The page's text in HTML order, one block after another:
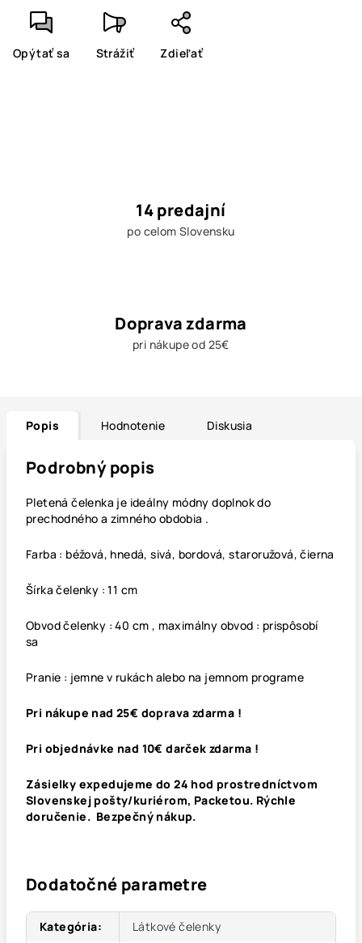
Opýtať sa Strážiť Zdieľať
14 predajní
po celom Slovensku
Doprava zdarma
pri nákupe od 25€
Popis Hodnotenie Diskusia
Podrobný popis
Pletenáčelenka je ideálny módny doplnok do
prechodného a zimného obdobia .
Farba : béžová, hnedá, sivá, bordová, staroružová, čierna
Šírka čelenky : 11 cm
Obvod čelenky : 40 cm , maximálny obvod : prispôsobí
sa
Pranie : jemne v rukách alebo na jemnom programe
Pri nákupe nad 25€ doprava zdarma !
Pri objednávke nad 10€ darček zdarma !
Zásielky expedujeme do 24 hod prostredníctvom
Slovenskej pošty/kuriérom, Packetou. Rýchle
doručenie. Bezpečný nákup.
Dodatočné parametre
Kategória: Látkové čelenky